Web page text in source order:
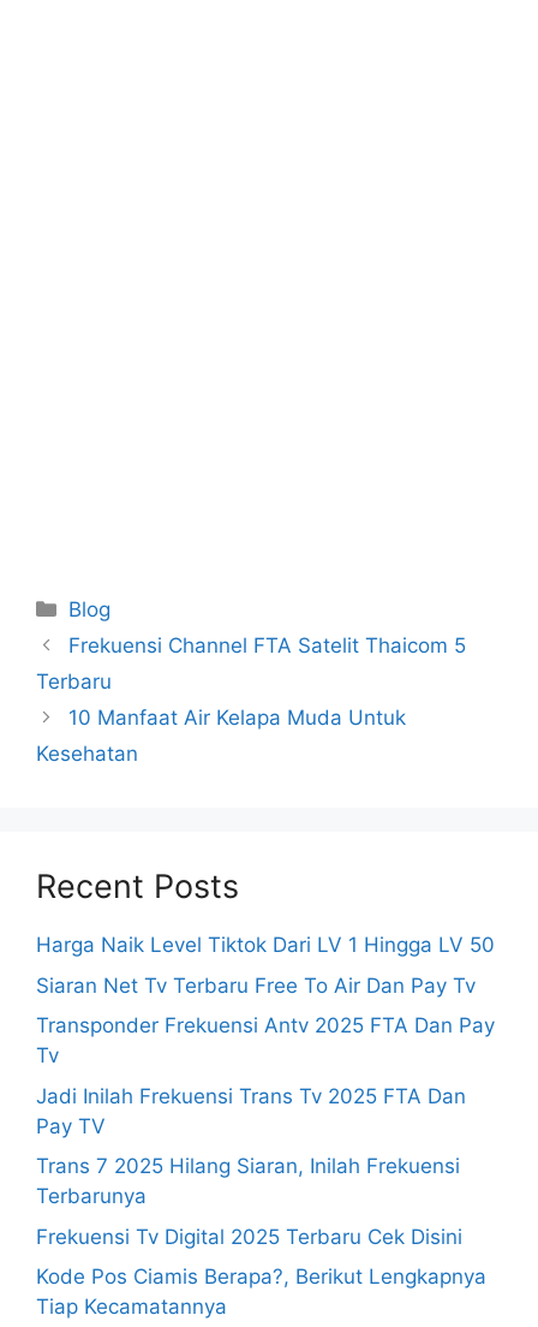
Categories
Blog
Frekuensi Channel FTA Satelit Thaicom 5
Terbaru
10 Manfaat Air Kelapa Muda Untuk
Kesehatan
Recent Posts
Harga Naik Level Tiktok Dari LV 1 Hingga LV 50
Siaran Net Tv Terbaru Free To Air Dan Pay Tv
Transponder Frekuensi Antv 2025 FTA Dan Pay
Tv
Jadi Inilah Frekuensi Trans Tv 2025 FTA Dan
Pay TV
Trans 7 2025 Hilang Siaran, Inilah Frekuensi
Terbarunya
Frekuensi Tv Digital 2025 Terbaru Cek Disini
Kode Pos Ciamis Berapa?, Berikut Lengkapnya
Tiap Kecamatannya